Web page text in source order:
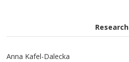
Research
Anna Kafel-Dalecka